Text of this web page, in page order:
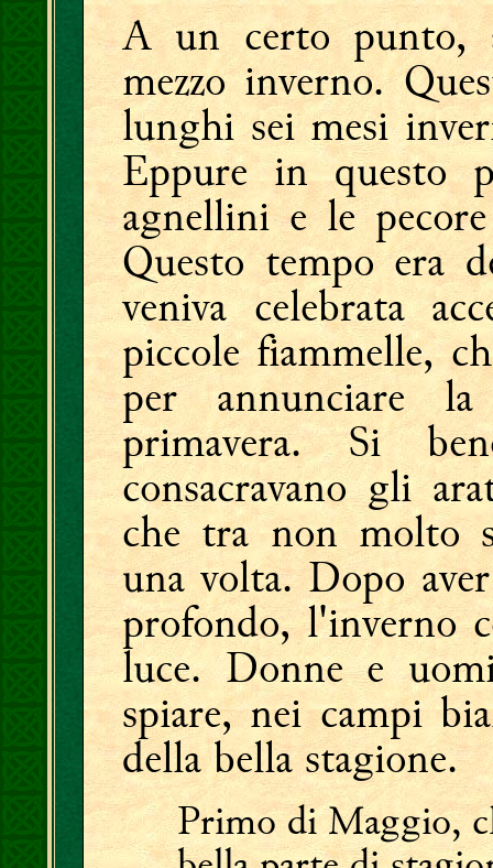
A un certo punto,
mezzo inverno.
lunghi sei mesi
Eppure in questo
agnellini e le
Questo tempo era
veniva celebrata
piccole fiammelle,
per annunciare
primavera. Si
consacravano gli
che tra non molto
una volta. Dopo
profondo, l'inverno
luce. Donne e
spiare, nei campi
della bella stagione.
Primo di Maggio,